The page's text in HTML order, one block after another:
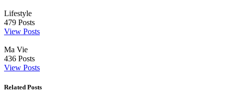
Lifestyle
479 Posts
View Posts
Ma Vie
436 Posts
View Posts
Related Posts